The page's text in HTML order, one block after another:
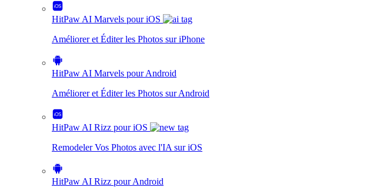
HitPaw AI Marvels pour iOS
Améliorer et Éditer les Photos sur iPhone
HitPaw AI Marvels pour Android
Améliorer et Éditer les Photos sur Android
HitPaw AI Rizz pour iOS
Remodeler Vos Photos avec l'IA sur iOS
HitPaw AI Rizz pour Android